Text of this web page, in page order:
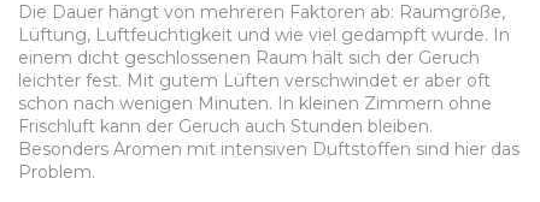
Die Dauer hängt von mehreren Faktoren ab: Raumgröße,
Lüftung, Luftfeuchtigkeit und wie viel gedampft wurde. In
einem dicht geschlossenen Raum hält sich der Geruch
leichter fest. Mit gutem Lüften verschwindet er aber oft
schon nach wenigen Minuten. In kleinen Zimmern ohne
Frischluft kann der Geruch auch Stunden bleiben.
Besonders Aromen mit intensiven Duftstoffen sind hier das
Problem.